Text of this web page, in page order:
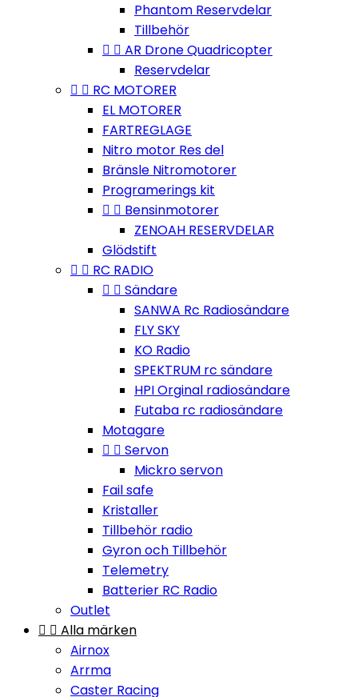
Phantom Reservdelar
Tillbehör
  AR Drone Quadricopter
Reservdelar
  RC MOTORER
EL MOTORER
FARTREGLAGE
Nitro motor Res del
Bränsle Nitromotorer
Programerings kit
  Bensinmotorer
ZENOAH RESERVDELAR
Glödstift
  RC RADIO
  Sändare
SANWA Rc Radiosändare
FLY SKY
KO Radio
SPEKTRUM rc sändare
HPI Orginal radiosändare
Futaba rc radiosändare
Motagare
  Servon
Mickro servon
Fail safe
Kristaller
Tillbehör radio
Gyron och Tillbehör
Telemetry
Batterier RC Radio
Outlet
  Alla märken
Airnox
Arrma
Caster Racing